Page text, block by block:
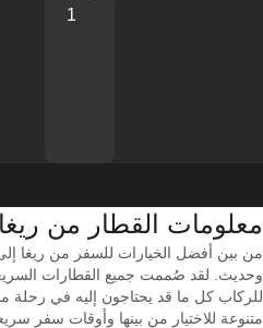
1
معلومات القطار من ‎ريغا إلى ‎وارسو
من بين أفضل الخيارات للسفر من ريغا
وحديث. لقد صُممت جميع القطارات
للركاب كل ما قد يحتاجون إليه في رحلة